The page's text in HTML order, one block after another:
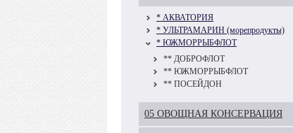
* АКВАТОРИЯ
* УЛЬТРАМАРИН (морепродукты)
* ЮЖМОРРЫБФЛОТ
** ДОБРОФЛОТ
** ЮЖМОРРЫБФЛОТ
** ПОСЕЙДОН
05 ОВОЩНАЯ КОНСЕРВАЦИЯ